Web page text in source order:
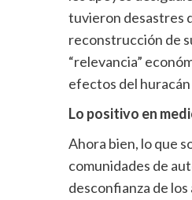
tuvieron desastres
reconstrucción de
“relevancia”
efectos del huracán
Lo positivo en
Ahora bien, lo que
comunidades de
desconfianza de